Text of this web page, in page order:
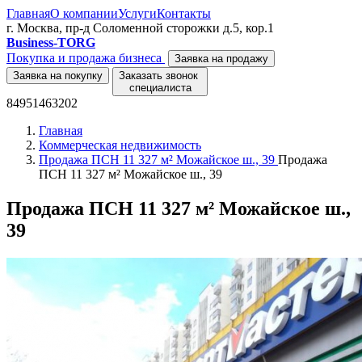
ГлавнаяО компанииУслугиКонтакты
г. Москва, пр-д Соломенной сторожки д.5, кор.1
Business-TORG
Покупка и продажа бизнеса
Заявка на продажу
Заявка на покупку
Заказать звонок
специалиста
84951463202
Главная
Коммерческая недвижимость
Продажа ПСН 11 327 м² Можайское ш., 39 Продажа
ПСН 11 327 м² Можайское ш., 39
Продажа ПСН 11 327 м² Можайское ш.,
39